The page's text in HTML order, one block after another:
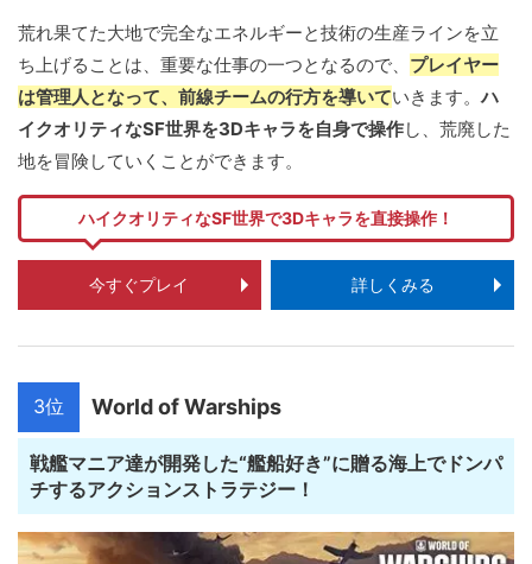
荒れ果てた大地で完全なエネルギーと技術の生産ラインを立
ち上げることは、重要な仕事の一つとなるので、 プレイヤー
は管理人となって、前線チームの行方を導いていきます。ハ
イクオリティなSF世界を3Dキャラを自身で操作し、荒廃した
地を冒険していくことができます。
ハイクオリティなSF世界で3Dキャラを直接操作！
今すぐプレイ 詳しくみる
3位 World of Warships
戦艦マニア達が開発した“艦船好き”に贈る海上でドンパ
チするアクションストラテジー！